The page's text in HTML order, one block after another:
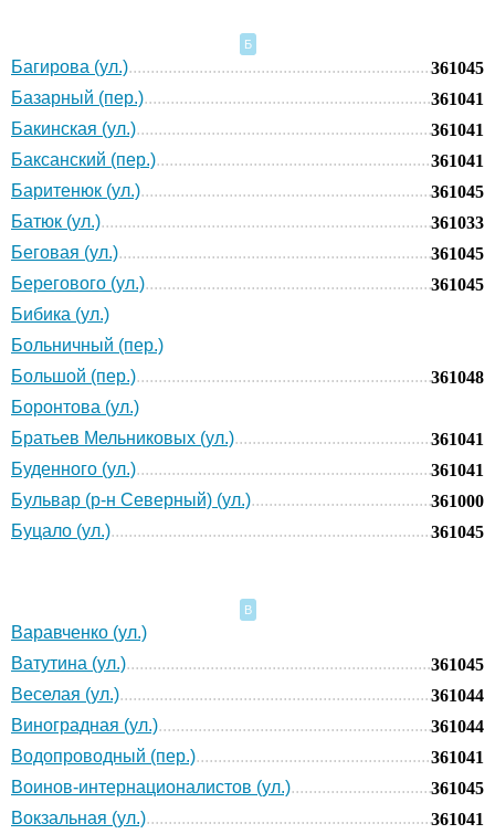
Б
Багирова (ул.)
361045
Базарный (пер.)
361041
Бакинская (ул.)
361041
Баксанский (пер.)
361041
Баритенюк (ул.)
361045
Батюк (ул.)
361033
Беговая (ул.)
361045
Берегового (ул.)
361045
Бибика (ул.)
Больничный (пер.)
Большой (пер.)
361048
Боронтова (ул.)
Братьев Мельниковых (ул.)
361041
Буденного (ул.)
361041
Бульвар (р-н Северный) (ул.)
361000
Буцало (ул.)
361045
В
Варавченко (ул.)
Ватутина (ул.)
361045
Веселая (ул.)
361044
Виноградная (ул.)
361044
Водопроводный (пер.)
361041
Воинов-интернационалистов (ул.)
361045
Вокзальная (ул.)
361041